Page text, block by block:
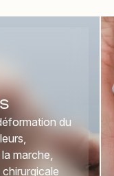
du
marche,